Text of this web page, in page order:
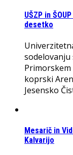
UŠZP in
desetko
sodelovanju
Primorskem
koprski
Jesensko
Mesarič in
Kalvarijo